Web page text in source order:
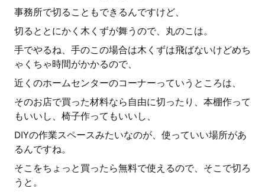
事務所で切ることもできるんですけど、
切るととにかく木くずが舞うので、丸のこは。
手でやるね、手のこの場合は木くずは飛ばないけどめち
ゃくちゃ時間がかかるので、
近くのホームセンターのコーナーっていうところは、
そのお店で買った材料なら自由に切ったり、本棚作って
もいいし、椅子作ってもいいし、
DIYの作業スペースみたいなのが、使っていい場所があ
るんですね。
そこをちょっと買ったら無料で使えるので、そこで切ろ
うと。